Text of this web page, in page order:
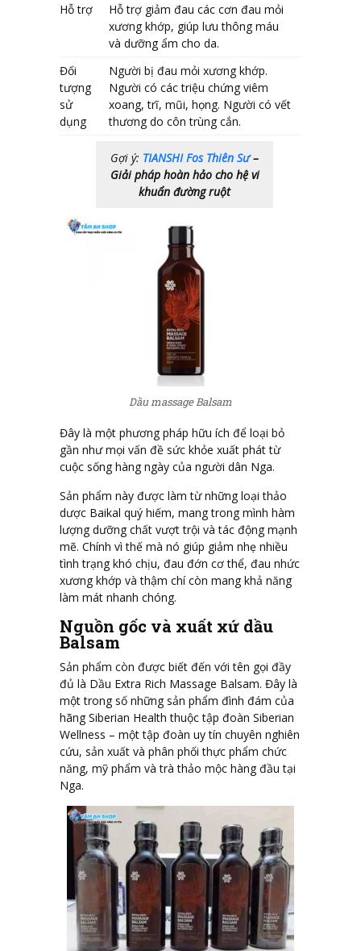
Hỗ trợ
Hỗ trợ giảm đau các cơn đau mỏi
xương khớp, giúp lưu thông máu
và dưỡng ẩm cho da.
Đối
tượng
sử
dụng
Người bị đau mỏi xương khớp.
Người có các triệu chứng viêm
xoang, trĩ, mũi, họng. Người có vết
thương do côn trùng cắn.
Gợi ý: TIANSHI Fos Thiên Sư–
Giải pháp hoàn hảo cho hệ vi
khuẩn đường ruột
Dầu massage Balsam
Đây là một phương pháp hữu ích để loại bỏ
gần như mọi vấn đề sức khỏe xuất phát từ
cuộc sống hàng ngày của người dân Nga.
Sản phẩm này được làm từ những loại thảo
dược Baikal quý hiếm, mang trong mình hàm
lượng dưỡng chất vượt trội và tác động mạnh
mẽ. Chính vì thế mà nó giúp giảm nhẹ nhiều
tình trạng khó chịu, đau đớn cơ thể, đau nhức
xương khớp và thậm chí còn mang khả năng
làm mát nhanh chóng.
Nguồn gốc và xuất xứ dầu
Balsam
Sản phẩm còn được biết đến với tên gọi đầy
đủ là Dầu Extra Rich Massage Balsam. Đây là
một trong số những sản phẩm đình đám của
hãng Siberian Health thuộc tập đoàn Siberian
Wellness – một tập đoàn uy tín chuyên nghiên
cứu, sản xuất và phân phối thực phẩm chức
năng, mỹ phẩm và trà thảo mộc hàng đầu tại
Nga.